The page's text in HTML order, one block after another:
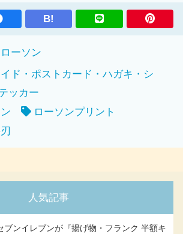
B!
ローソン
ド・ポストカード・ハガキ・シ
ッカー
ローソンプリント
人気記事
ブンイレブンが『揚げ物・フランク 半額キ